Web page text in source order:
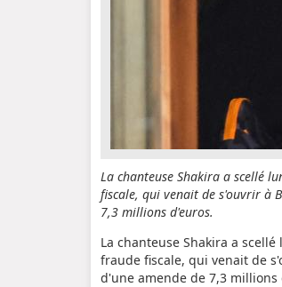
La chanteuse Shakira a scellé
fiscale, qui venait de s'ouvrir à
7,3 millions d'euros.
La chanteuse Shakira a
fraude fiscale, qui venait de
d'une amende de 7,3 millions